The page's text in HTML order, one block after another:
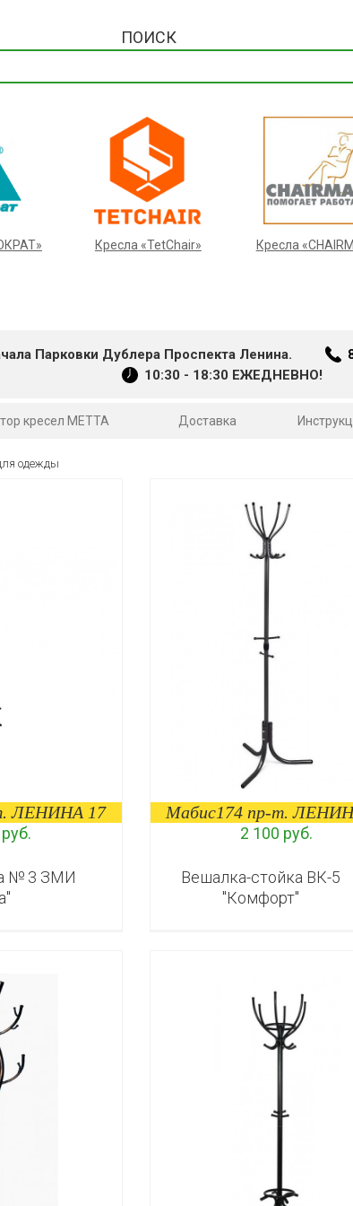
ПОИСК
Кресла «TetChair» Кресла
Парковки Дублера Проспекта Ленина.
10:30 - 18:30 ЕЖЕДНЕВНО!
кресел МЕТТА Доставка
одежды
ЛЕНИНА 17
№ 3 ЗМИ
Мабис174 пр-т.
2 100 руб.
Вешалка-стойка ВК-5
"Комфорт"